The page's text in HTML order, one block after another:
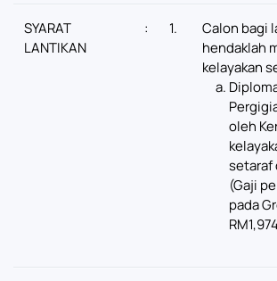
SYARAT
LANTIKAN
: 1.
Calon bagi
hendaklah
kelayakan
oleh
setaraf
(Gaji
pada